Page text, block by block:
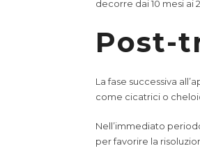
decorre dai 10 mesi ai
Post-
La fase successiva
come cicatrici o
Nell’immediato
per favorire la